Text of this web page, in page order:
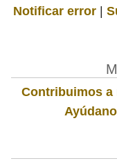
Notificar error |
Contribuimos a